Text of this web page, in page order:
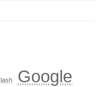
Google